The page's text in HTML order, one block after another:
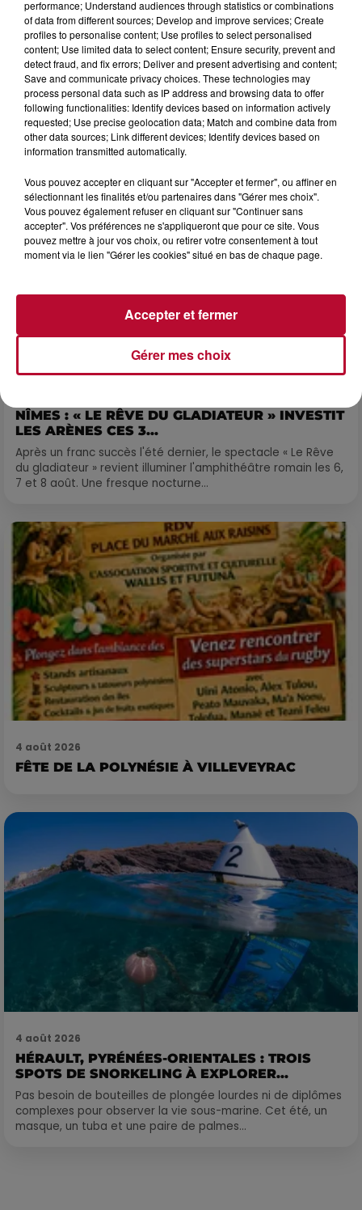
7 août 2026
DINER CONCERT À LA MJC DE MARSEILLAN
NÎMES : « LE RÊVE DU GLADIATEUR » INVESTIT
LES ARÈNES CES 3...
Après un franc succès l'été dernier, le spectacle « Le Rêve
du gladiateur » revient illuminer l'amphithéâtre romain les 6,
7 et 8 août. Une fresque nocturne...
4 août 2026
FÊTE DE LA POLYNÉSIE À VILLEVEYRAC
4 août 2026
HÉRAULT, PYRÉNÉES-ORIENTALES : TROIS
SPOTS DE SNORKELING À EXPLORER...
Pas besoin de bouteilles de plongée lourdes ni de diplômes
complexes pour observer la vie sous-marine. Cet été, un
masque, un tuba et une paire de palmes...
performance; Understand audiences through statistics or combinations
of data from different sources; Develop and improve services; Create
profiles to personalise content; Use profiles to select personalised
content; Use limited data to select content; Ensure security, prevent and
detect fraud, and fix errors; Deliver and present advertising and content;
Save and communicate privacy choices. These technologies may
process personal data such as IP address and browsing data to offer
following functionalities: Identify devices based on information actively
requested; Use precise geolocation data; Match and combine data from
other data sources; Link different devices; Identify devices based on
information transmitted automatically.
Vous pouvez accepter en cliquant sur "Accepter et fermer", ou affiner en
sélectionnant les finalités et/ou partenaires dans "Gérer mes choix".
Vous pouvez également refuser en cliquant sur "Continuer sans
accepter". Vos préférences ne s'appliqueront que pour ce site. Vous
pouvez mettre à jour vos choix, ou retirer votre consentement à tout
moment via le lien "Gérer les cookies" situé en bas de chaque page.
Gérer mes choix
Accepter et fermer